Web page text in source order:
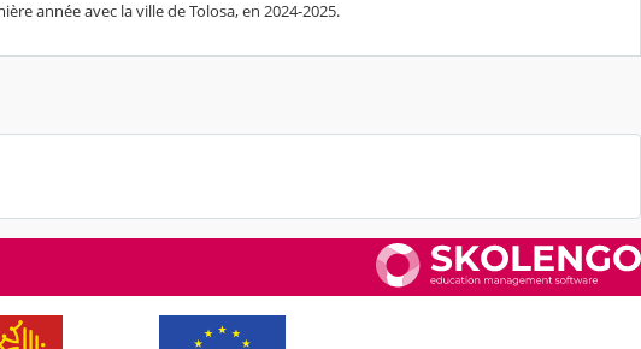
année avec la ville de Tolosa, en 2024-2025.